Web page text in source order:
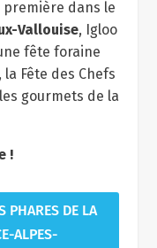
première dans le
Vallouise, Igloo
fête foraine
Fête des Chefs
gourmets de la
!
PHARES DE LA
ALPES-